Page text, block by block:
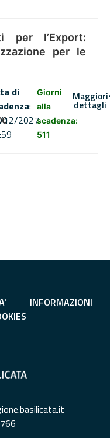
per l’Export:
per le
di
:
12/2027
Giorni
alla
scadenza:
511
Maggiori
dettagli
INFORMAZIONI